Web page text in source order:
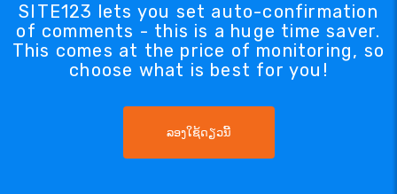
SITE123 lets you set auto-confirmation
of comments - this is a huge time saver.
This comes at the price of monitoring, so
choose what is best for you!
ລອງໃຊ້ດຽວນີ້